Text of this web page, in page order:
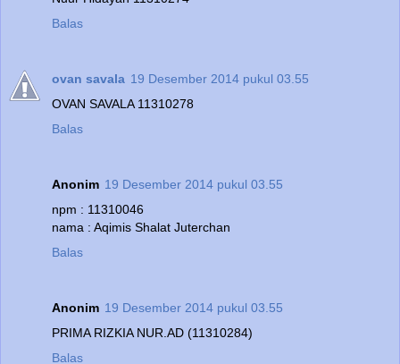
Balas
ovan savala 19 Desember 2014 pukul 03.55
OVAN SAVALA 11310278
Balas
Anonim 19 Desember 2014 pukul 03.55
npm : 11310046
nama : Aqimis Shalat Juterchan
Balas
Anonim 19 Desember 2014 pukul 03.55
PRIMA RIZKIA NUR.AD (11310284)
Balas